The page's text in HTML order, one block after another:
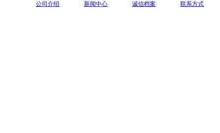
公司介绍 新闻中心 诚信档案 联系方式